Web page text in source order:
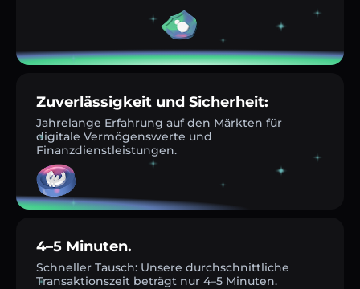
Zuverlässigkeit und Sicherheit:
Jahrelange Erfahrung auf den Märkten für
digitale Vermögenswerte und
Finanzdienstleistungen.
4–5 Minuten.
Schneller Tausch: Unsere durchschnittliche
Transaktionszeit beträgt nur 4–5 Minuten.